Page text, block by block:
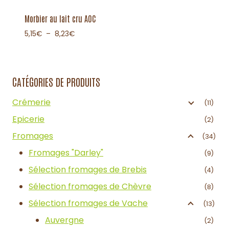
Morbier au lait cru AOC
5,15€ – 8,23€
CATÉGORIES DE PRODUITS
Crémerie (11)
Epicerie (2)
Fromages (34)
Fromages "Darley" (9)
Sélection fromages de Brebis (4)
Sélection fromages de Chèvre (8)
Sélection fromages de Vache (13)
Auvergne (2)